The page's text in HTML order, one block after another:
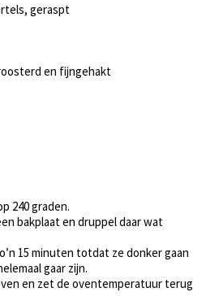
geraspt
en fijngehakt
240 graden.
bakplaat en druppel daar wat
15 minuten totdat ze donker gaan
gaar zijn.
en zet de oventemperatuur terug